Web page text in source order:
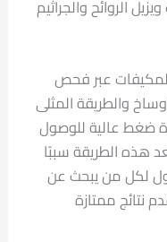
الروائح والجراثيم
عبر فحص
والطريقة المثلى
ضغط عالية للوصول
هذه الطريقة سببًا
لكل من يبحث عن
نتائج ممتازة